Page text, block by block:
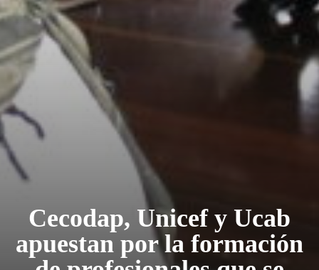
Cecodap, Unicef y Ucab
apuestan por la formación